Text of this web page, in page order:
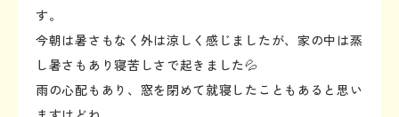
す。
今朝は暑さもなく外は涼しく感じましたが、家の中は蒸
し暑さもあり寝苦しさで起きました💦
雨の心配もあり、窓を閉めて就寝したこともあると思い